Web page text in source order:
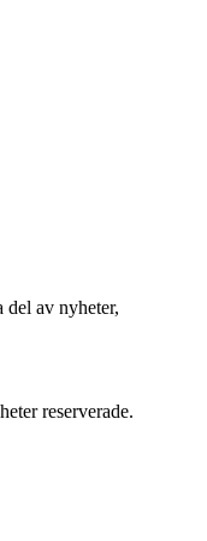
av nyheter,
reserverade.